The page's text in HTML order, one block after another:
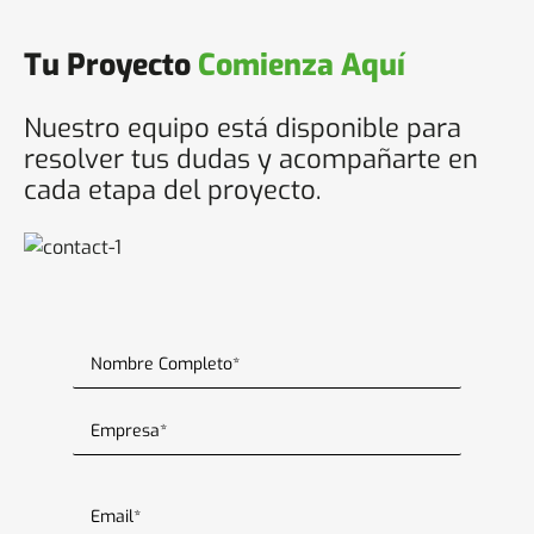
Tu Proyecto Comienza Aquí
Nuestro equipo está disponible para
resolver tus dudas y acompañarte en
cada etapa del proyecto.